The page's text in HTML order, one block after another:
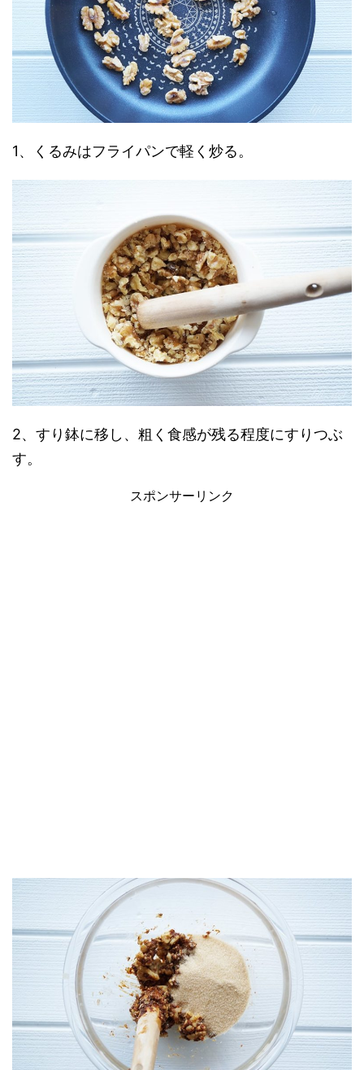
1、くるみはフライパンで軽く炒る。
2、すり鉢に移し、粗く食感が残る程度にすりつぶ
す。
スポンサーリンク